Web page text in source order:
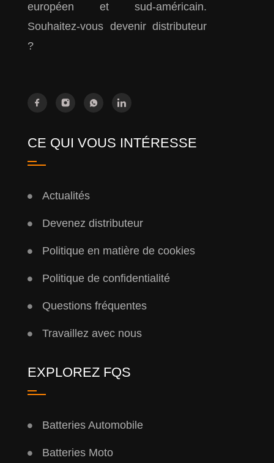
européen et sud-américain.
Souhaitez-vous devenir distributeur
?
CE QUI VOUS INTÉRESSE
Actualités
Devenez distributeur
Politique en matière de cookies
Politique de confidentialité
Questions fréquentes
Travaillez avec nous
EXPLOREZ FQS
Batteries Automobile
Batteries Moto